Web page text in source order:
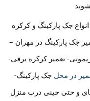
جک پارکینگ و کرکره
جک پارکینگ در مهران –
تعمیر کرکره برقی-
در محل جک پارکینگ-
و حتی چینی درب منزل